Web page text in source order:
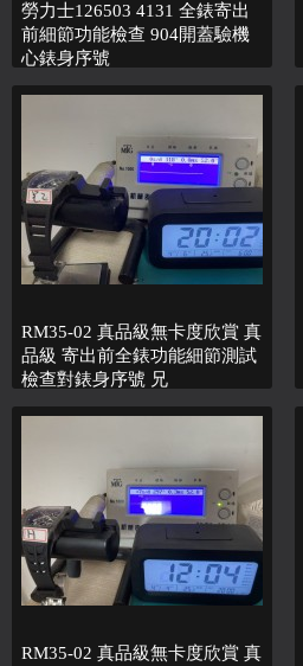
勞力士126503 4131 全錶寄出
前細節功能檢查 904開蓋驗機
心錶身序號
RM35-02 真品級無卡度欣賞 真
品級 寄出前全錶功能細節測試
檢查對錶身序號 兄
RM35-02 真品級無卡度欣賞 真